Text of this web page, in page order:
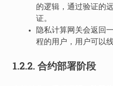
的逻辑，通过验证的
证。
隐私计算网关会返回
程的用户，用户可以
1.2.2. 合约部署阶段